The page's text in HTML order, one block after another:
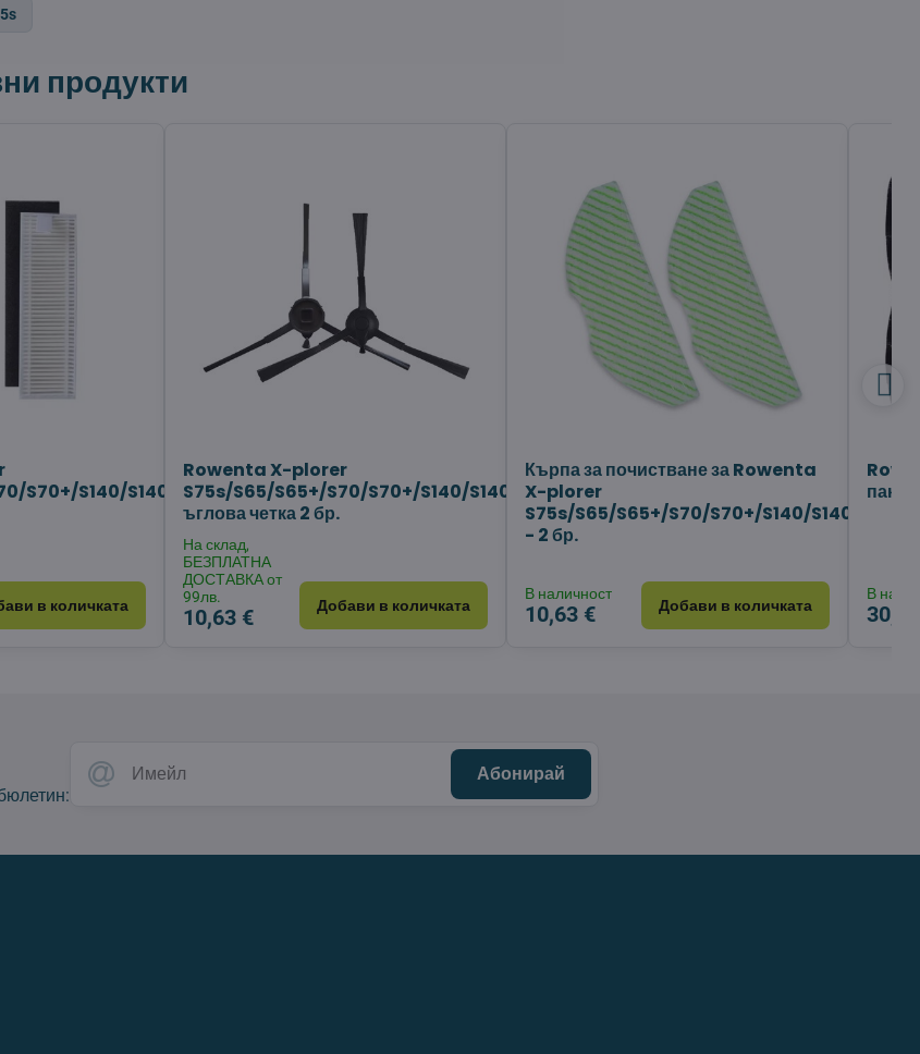
продукти
S70+/S140/S140+
в количката
Rowenta X-plorer
S75s/S65/S65+/S70/S70+/S140/S140+
ъглова четка 2 бр.
На склад,
БЕЗПЛАТНА
ДОСТАВКА от
99лв.
10,63 € Добави в количката
Кърпа за почистване за Rowenta
X-plorer
S75s/S65/S65+/S70/S70+/S140/S140+
- 2 бр.
В наличност
10,63 € Добави в количката
пакет
В
Абонирай